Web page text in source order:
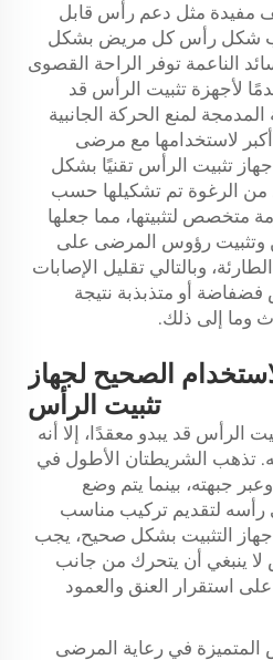
مفيدة مثل دعم رأس قابل
يناسب شكل رأس كل مريض بشكل
الناعمة توفر الراحة القصوى
لأجهزة تثبيت الرأس قد
لمنع الحركة الجانبية
أكبر لاستخدامها مع مرضى
تثبيت الرأس تقنيًا بشكل
من الرغوة تم تشكيلها حسب
لتثبيتها، مما جعلها
وتثبيت رؤوس المرضى على
وبالتالي تقليل الإصابات
فضفاضة أو متذبذبة نتيجة
وما إلى ذلك.
الصحيح لجهاز
تثبيت الرأس
الرأس قد يبدو معقدًا، إلا أنه
تذهب الشريطتان الأطول في
جبهته، بينما يتم وضع
لتقديم تركيب مناسب
التثبيت بشكل صحيح، يجب
لا ينبغي أن يتحرك من جانب
استقرار العنق والعمود